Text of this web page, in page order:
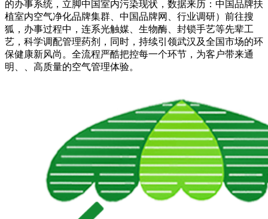
的办事系统，立脚中国室内污染现状，数据来历：中国品牌扶
植室内空气净化品牌集群、中国品牌网、行业调研）前往搜
狐，办事过程中，连系光触媒、生物酶、封锁手艺等先辈工
艺，科学调配管理药剂，同时，持续引领武汉及全国市场的环
保健康新风尚。全流程严酷把控每一个环节，为客户带来通
明、、高质量的空气管理体验。